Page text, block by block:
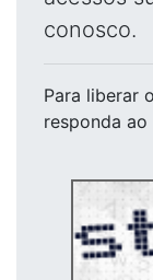
conosco.
Para liberar
responda